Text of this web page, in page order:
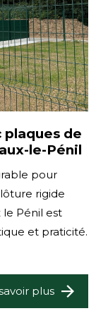
plaques de
le-Pénil
pour
rigide
le Pénil est
et praticité.
plus